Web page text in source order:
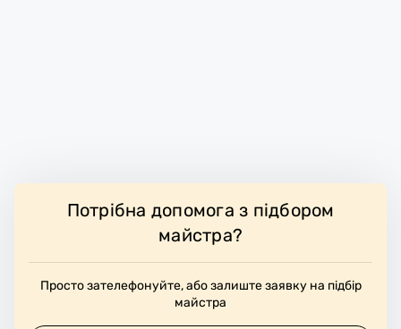
Потрібна допомога з підбором
майстра?
Просто зателефонуйте, або залиште заявку на підбір
майстра